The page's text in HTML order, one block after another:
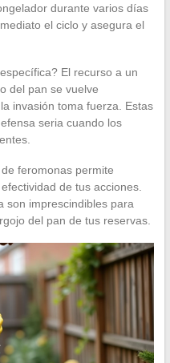
durante varios días
el ciclo y asegura el
El recurso a un
del pan se vuelve
invasión toma fuerza. Estas
seria cuando los
feromonas permite
de tus acciones.
son imprescindibles para
del pan de tus reservas.